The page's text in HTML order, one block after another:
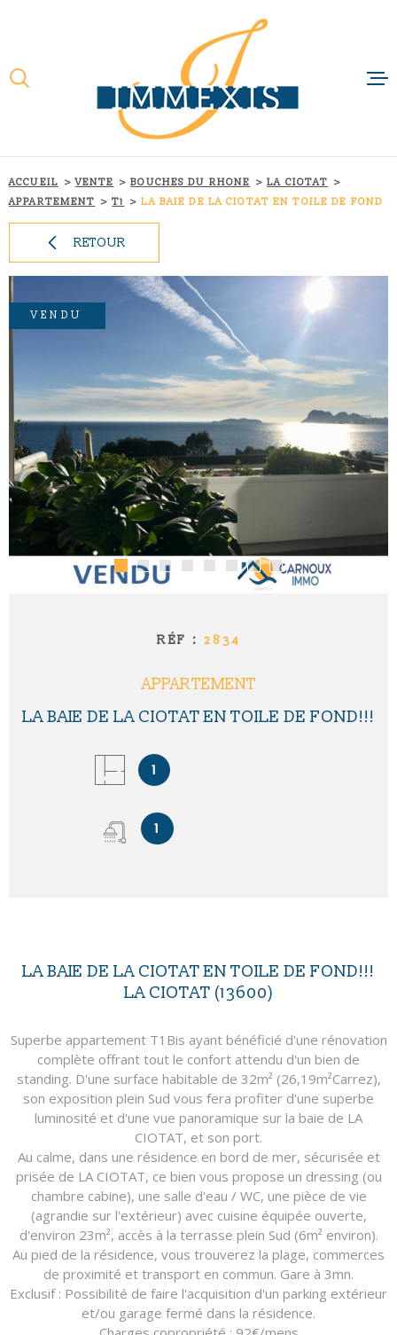
recherche
principal
ACTUALITÉS
CONTACT
ACCUEIL VENTE BOUCHES DU RHONE
LA CIOTAT
APPARTEMENT
T1 LA BAIE DE LA CIOTAT EN TOILE DE FOND
RETOUR
VENDU
RÉF : 2834
APPARTEMENT
LA BAIE DE LA CIOTAT EN TOILE DE FOND!!!
1
1
LA BAIE DE LA CIOTAT EN TOILE DE FOND!!!
LA CIOTAT (13600)
Superbe appartement T1Bis ayant bénéficié d'une rénovation
complète offrant tout le confort attendu d'un bien de
standing. D'une surface habitable de 32m² (26,19m²Carrez),
son exposition plein Sud vous fera profiter d'une superbe
luminosité et d'une vue panoramique sur la baie de LA
CIOTAT, et son port.
Au calme, dans une résidence en bord de mer, sécurisée et
prisée de LA CIOTAT, ce bien vous propose un dressing (ou
chambre cabine), une salle d'eau / WC, une pièce de vie
(agrandie sur l'extérieur) avec cuisine équipée ouverte,
d'environ 23m², accès à la terrasse plein Sud (6m² environ).
Au pied de la résidence, vous trouverez la plage, commerces
de proximité et transport en commun. Gare à 3mn.
Exclusif : Possibilité de faire l'acquisition d'un parking extérieur
et/ou garage fermé dans la résidence.